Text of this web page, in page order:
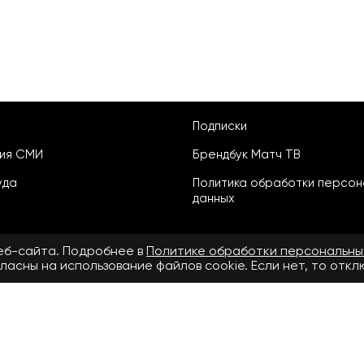
СМИ
Подписки
Брендбук Матч ТВ
Политика обработки
данных
соглашение
сайта. Подробнее в Политике обработки
на использование файлов cookie. Если нет, то